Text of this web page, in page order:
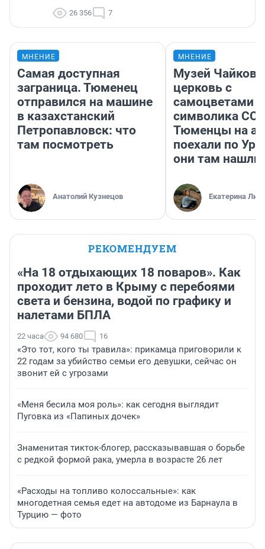
26 356 7
МНЕНИЕ
Самая доступная
заграница. Тюменец
отправился на машине
в казахстанский
Петропавловск: что
там посмотреть
Анатолий Кузнецов
МНЕНИЕ
Музей
церковь с
самоцветами
символика
Тюменцы на
поехали по
они там нашли
Екатерина
РЕКОМЕНДУЕМ
«На 18 отдыхающих 18 поваров». Как
проходит лето в Крыму с перебоями
света и бензина, водой по графику и
налетами БПЛА
22 часа 94 680 16
«Это тот, кого ты травила»: прикамца приговорили к
22 годам за убийство семьи его девушки, сейчас он
звонит ей с угрозами
«Меня бесила моя роль»: как сегодня выглядит
Пуговка из «Папиных дочек»
Знаменитая тикток-блогер, рассказывавшая о борьбе
с редкой формой рака, умерла в возрасте 26 лет
«Расходы на топливо колоссальные»: как
многодетная семья едет на автодоме из Барнаула в
Турцию — фото